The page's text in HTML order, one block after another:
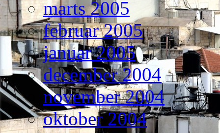
marts 2005
februar 2005
januar 2005
december 2004
november 2004
oktober 2004